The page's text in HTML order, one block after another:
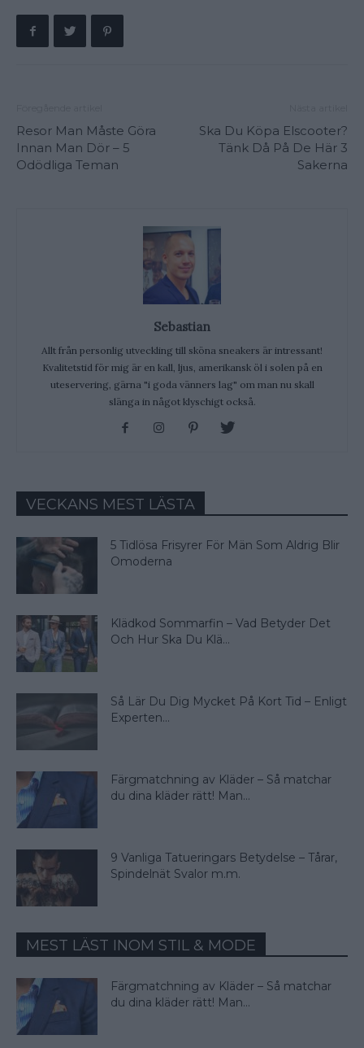
Resor Man Måste Göra
Innan Man Dör – 5
Odödliga Teman
Ska Du Köpa Elscooter?
Tänk Då På De Här 3
Sakerna
Sebastian
Allt från personlig utveckling till sköna sneakers är intressant!
Kvalitetstid för mig är en kall, ljus, amerikansk öl i solen på en
uteservering, gärna "i goda vänners lag" om man nu skall
slänga in något klyschigt också.
VECKANS MEST LÄSTA
5 Tidlösa Frisyrer För Män Som Aldrig Blir
Omoderna
Klädkod Sommarfin – Vad Betyder Det
Och Hur Ska Du Klä...
Så Lär Du Dig Mycket På Kort Tid – Enligt
Experten...
Färgmatchning av Kläder – Så matchar
du dina kläder rätt! Man...
9 Vanliga Tatueringars Betydelse – Tårar,
Spindelnät Svalor m.m.
MEST LÄST INOM STIL & MODE
Färgmatchning av Kläder – Så matchar
du dina kläder rätt! Man...